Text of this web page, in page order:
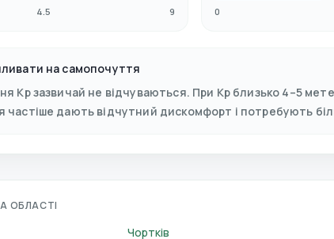
4.5 9 0
на самопочуття
Kp зазвичай не відчуваються. При Kp близько 4–5
частіше дають відчутний дискомфорт і потребують
ОБЛАСТІ
Чортків